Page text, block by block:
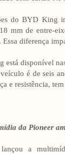
do BYD King
mm de entre-
Essa diferença
está disponível
é de seis
e resistência,
da Pioneer
a